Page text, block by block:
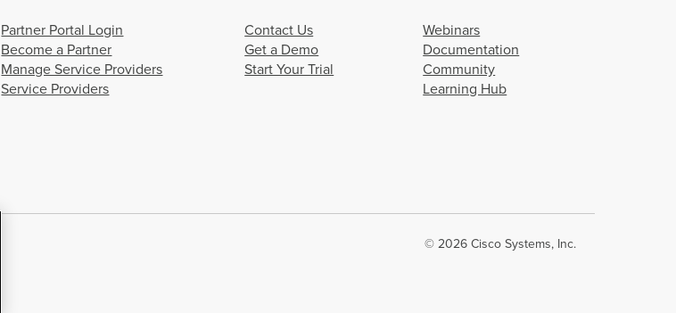
Partner Portal Login
Become a Partner
Manage Service Providers
Service Providers
Contact Us
Get a Demo
Start Your Trial
Webinars
Documentation
Community
Learning Hub
© 2026 Cisco Systems, Inc.